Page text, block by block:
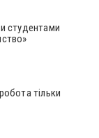
студентами
тільки